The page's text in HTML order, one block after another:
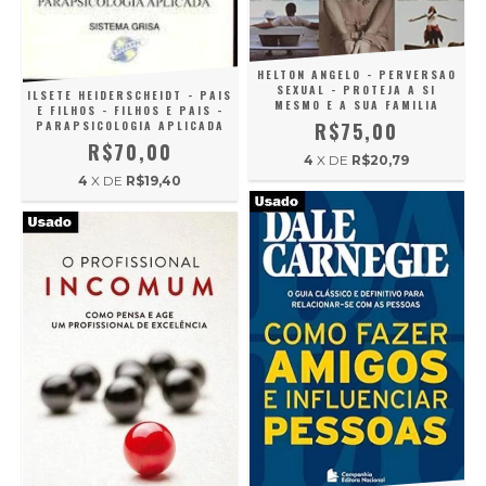
ILSETE HEIDERSCHEIDT - PAIS
E FILHOS - FILHOS E PAIS -
PARAPSICOLOGIA APLICADA
R$70,00
4 X DE R$19,40
HELTON ANGELO - PERVERSAO
SEXUAL - PROTEJA A SI
MESMO E A SUA FAMILIA
R$75,00
4 X DE R$20,79